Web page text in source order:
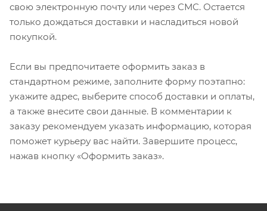
свою электронную почту или через СМС. Остается
только дождаться доставки и насладиться новой
покупкой.
Если вы предпочитаете оформить заказ в
стандартном режиме, заполните форму поэтапно:
укажите адрес, выберите способ доставки и оплаты,
а также внесите свои данные. В комментарии к
заказу рекомендуем указать информацию, которая
поможет курьеру вас найти. Завершите процесс,
нажав кнопку «Оформить заказ».